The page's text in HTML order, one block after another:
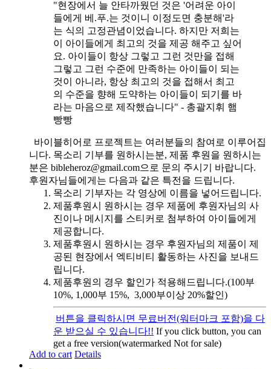
"현장에서 늘 안타까웠던 것은 '어려운 아이
들에게 베.푸.는 것이니 이정도면 충분해'라
는 식의 고정관념이었습니다. 하지만 저희는
이 아이들에게 최고의 것을 제공 해주고 싶어
요. 아이들이 항상 그렇고 그런 것만을 접해
그렇고 그런 수준에 만족하는 아이들이 되는
것이 아니라, 항상 최고의 것을 접해서 최고
의 수준을 향해 도약하는 아이들이 되기를 바
라는 마음으로 제작했습니다" - 총괄지휘 햄
빵빵
바이블히어로 프로젝트는 여러분들의 참여로 이루어집
니다. 목소리 기부를 원하시는분, 제품 후원을 원하시는
분은 bibleheroz@gmail.com으로 문의 주시기 바랍니다.
후원자님들에게는 다음과 같은 특전을 드립니다.
목소리 기부자는 각 영상에 이름을 넣어드립니다.
제품후원시 원하시는 경우 제품에 후원자님의 사
진이나 메시지를 스티커로 첨부하여 아이들에게
제공합니다.
제품후원시 원하시는 경우 후원자님의 제품이 제
공된 현장에서 엑티비티 활동하는 사진을 보내드
립니다.
제품후원의 경우 할인가 적용해드립니다.(100부
10%, 1,000부 15%, 3,000부이상 20%할인)
버튼을 클릭하시면 무료버전(워터마크 포함)을 다
운 받으실 수 있습니다!! If you click button, you can
get a free version(watermarked Not for sale)
Add to cart Details